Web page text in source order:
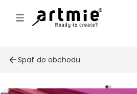
Späť do obchodu